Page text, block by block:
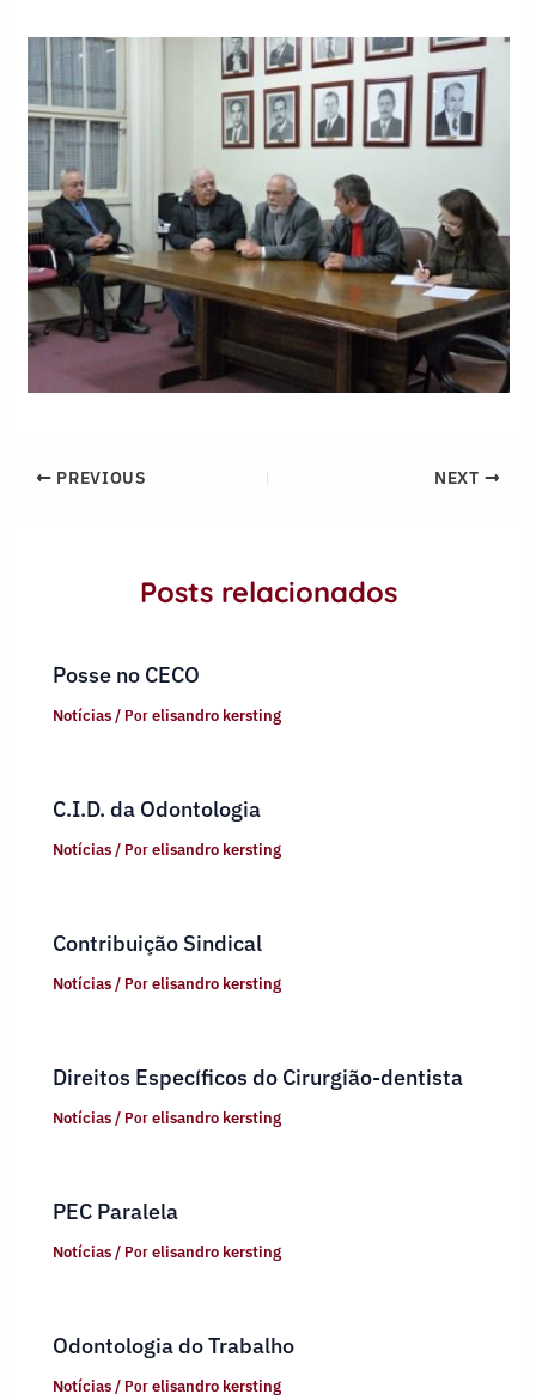
PREVIOUS NEXT
Posts relacionados
Posse no CECO
Notícias/ Porelisandro kersting
C.I.D. da Odontologia
Notícias/ Porelisandro kersting
Contribuição Sindical
Notícias/ Porelisandro kersting
Direitos Específicos do Cirurgião-dentista
Notícias/ Porelisandro kersting
PEC Paralela
Notícias/ Porelisandro kersting
Odontologia do Trabalho
Notícias/ Porelisandro kersting